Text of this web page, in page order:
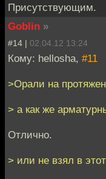
Присутствующим.
Goblin »
#14 | 02.04.12 13:24
Кому: hellosha, #11
>Орали на
> а как же
Отлично.
> или не взял в